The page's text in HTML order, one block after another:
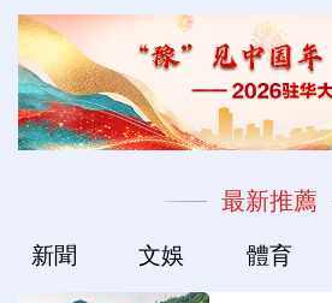
最新推薦
新聞 文娛 體育